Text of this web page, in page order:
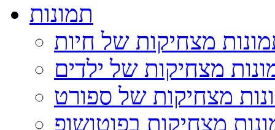
תמונות
מצחיקות של חיות
מצחיקות של ילדים
מצחיקות של ספורט
מצחיקות בפוטושופ